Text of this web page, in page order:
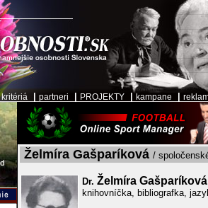
kritériá partneri PROJEKTY kampane
Želmíra Gašparíková /
Dr. Želmíra Gašparíková
knihovníčka, bibliografka,